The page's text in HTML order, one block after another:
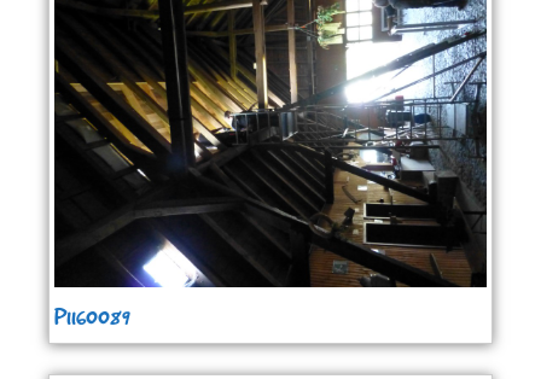
P1160089